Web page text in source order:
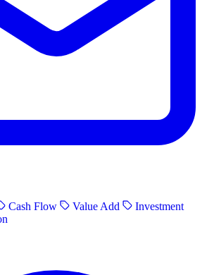
Cash Flow Value Add
Investment